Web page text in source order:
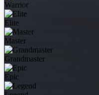
Warrior
Elite
Master
Grandmaster
Epic